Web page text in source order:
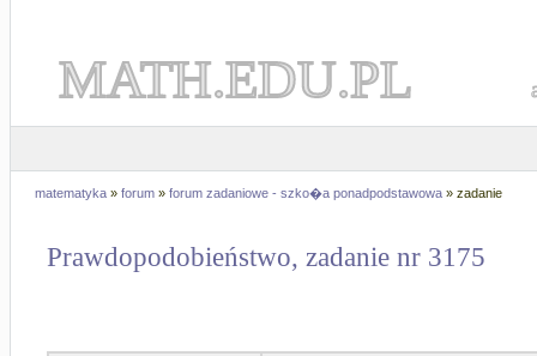
MATH.EDU.PL
matematyka » forum » forum zadaniowe - szko�a ponadpodstawowa » zadanie
Prawdopodobieństwo, zadanie nr 3175